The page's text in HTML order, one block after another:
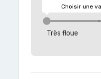
Choisir une
Très floue